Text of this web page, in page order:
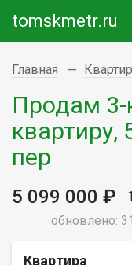
tomskmetr.ru
Главная
Продам
квартиру,
пер
5 099 000 ₽
обновлено:
Квартира